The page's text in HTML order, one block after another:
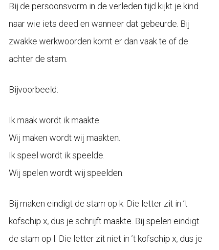
Bij de persoonsvorm in de verleden tijd kijkt je kind
naar wie iets deed en wanneer dat gebeurde. Bij
zwakke werkwoorden komt er dan vaak te of de
achter de stam.
Bijvoorbeeld:
Ik maak wordt ik maakte.
Wij maken wordt wij maakten.
Ik speel wordt ik speelde.
Wij spelen wordt wij speelden.
Bij maken eindigt de stam op k. Die letter zit in ’t
kofschip x, dus je schrijft maakte. Bij spelen eindigt
de stam op l. Die letter zit niet in ’t kofschip x, dus je